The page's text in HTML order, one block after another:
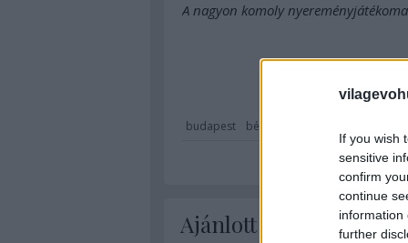
If you wish
sensitive
confirm
continue
information
further
A nagyon komoly
budapest bécs
Ajánlott bejegyzések: